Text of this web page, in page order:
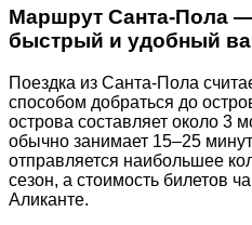
Маршрут Санта-Пола
быстрый и удобный
Поездка из Санта-Пола
способом добраться до
острова составляет около 3
обычно занимает 15–25
отправляется наибольшее
сезон, а стоимость билетов
Аликанте.